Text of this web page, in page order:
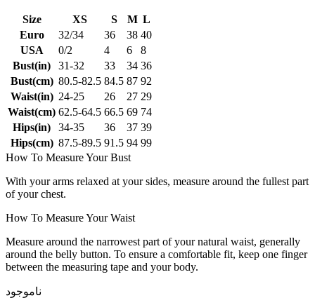
Size XS S M L
Euro
32/34 36 38 40
USA
0/2 4 6
8
Bust(in)
31-32 33 34 36
Bust(cm) 80.5-82.5 84.5 87 92
Waist(in) 24-25 26 27 29
Waist(cm) 62.5-64.5 66.5 69 74
Hips(in)
34-35 36 37 39
Hips(cm) 87.5-89.5 91.5 94 99
How To Measure Your Bust
With your arms relaxed at your sides, measure around the fullest part
of your chest.
How To Measure Your Waist
Measure around the narrowest part of your natural waist, generally
around the belly button. To ensure a comfortable fit, keep one finger
between the measuring tape and your body.
ناموجود